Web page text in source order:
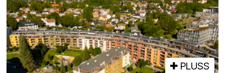
PLUSS